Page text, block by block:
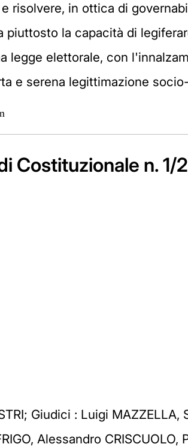
risolvere, in ottica di
la capacità di
legge elettorale, con
e serena legittimazione
Costituzionale n. 1/
Giudici : Luigi MAZZELLA,
Alessandro CRISCUOLO,